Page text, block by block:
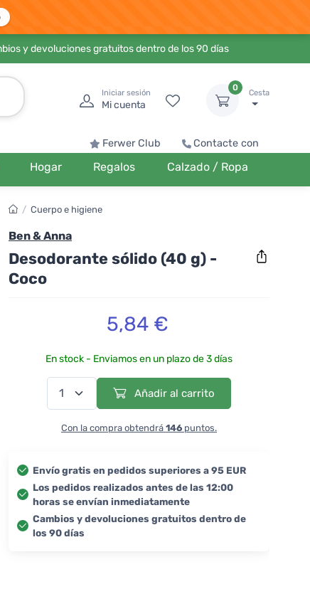
y devoluciones gratuitos dentro de los 90 días
Iniciar sesión
Mi cuenta
0
Cesta
Ferwer Club Contacte con
Hogar Regalos Calzado / Ropa
/ Cuerpo e higiene
Ben & Anna
Desodorante sólido (40 g) -
Coco
5,84 €
En stock - Enviamos en un plazo de 3 días
Añadir al carrito
Con la compra obtendrá 146 puntos.
Envío gratis en pedidos superiores a 95 EUR
Los pedidos realizados antes de las 12:00
horas se envían inmediatamente
Cambios y devoluciones gratuitos dentro de
los 90 días